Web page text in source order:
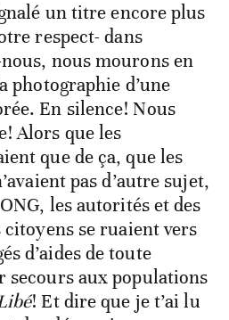
un titre encore plus
respect- dans
nous mourons en
photographie d’une
En silence! Nous
Alors que les
que de ça, que les
pas d’autre sujet,
les autorités et des
se ruaient vers
d’aides de toute
aux populations
! Et dire que je t’ai lu